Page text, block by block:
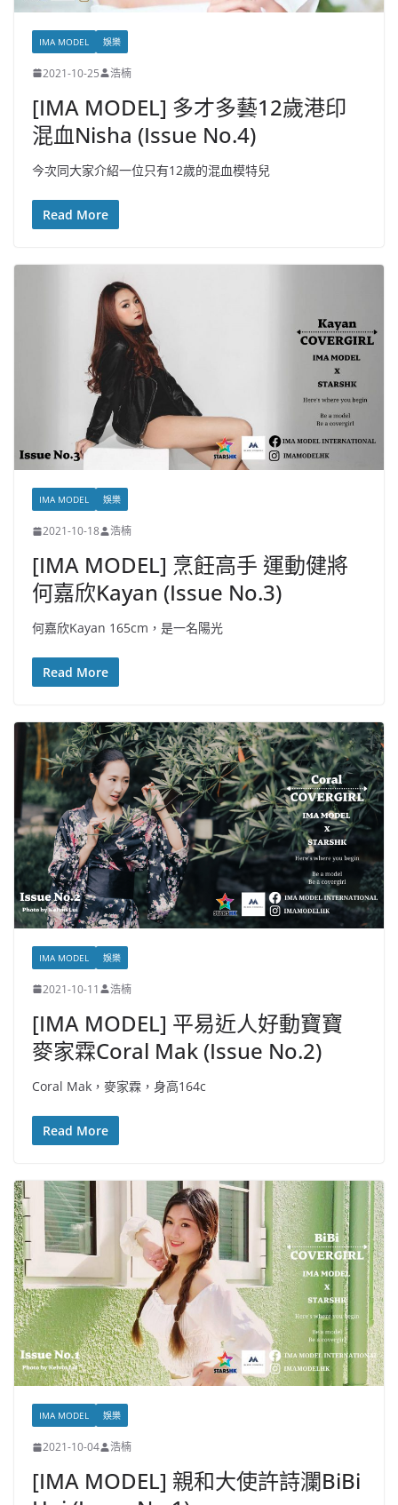
IMA MODEL 娛樂
2021-10-25 浩楠
[IMA MODEL] 多才多藝12歲港印
混血Nisha (Issue No.4)
今次同大家介紹一位只有12歲的混血模特兒
Read More
IMA MODEL 娛樂
2021-10-18 浩楠
[IMA MODEL] 烹飪高手 運動健將
何嘉欣Kayan (Issue No.3)
何嘉欣Kayan 165cm，是一名陽光
Read More
IMA MODEL 娛樂
2021-10-11 浩楠
[IMA MODEL] 平易近人好動寶寶
麥家霖Coral Mak (Issue No.2)
Coral Mak，麥家霖，身高164c
Read More
IMA MODEL 娛樂
2021-10-04 浩楠
[IMA MODEL] 親和大使許詩瀾BiBi